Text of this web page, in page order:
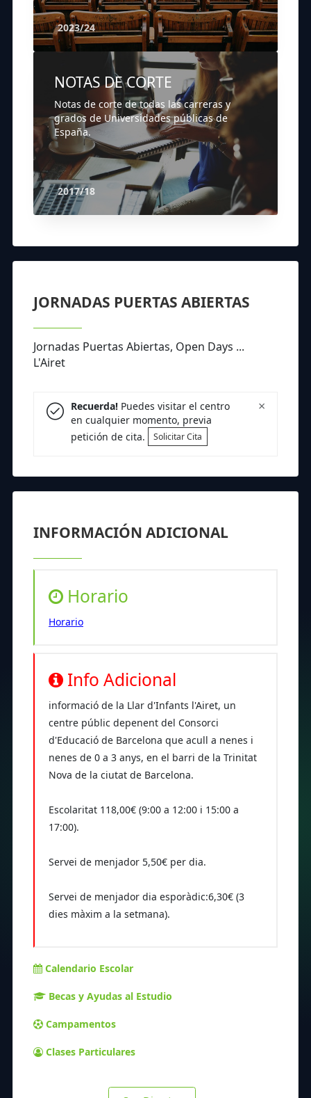
2023/24
NOTAS DE CORTE
Notas de corte de todas las carreras y
grados de Universidades públicas de
España.
2017/18
JORNADAS PUERTAS ABIERTAS
Jornadas Puertas Abiertas, Open Days ...
L'Airet
×
Recuerda!Puedes visitar el centro
en cualquier momento, previa
petición de cita.
Solicitar Cita
INFORMACIÓN ADICIONAL
Horario
Horario
Info Adicional
informació de la Llar d'Infants l'Airet, un
centre públic depenent del Consorci
d'Educació de Barcelona que acull a nenes i
nenes de 0 a 3 anys, en el barri de la Trinitat
Nova de la ciutat de Barcelona.
Escolaritat 118,00€ (9:00 a 12:00 i 15:00 a
17:00).
Servei de menjador 5,50€ per dia.
Servei de menjador dia esporàdic:6,30€ (3
dies màxim a la setmana).
Calendario Escolar
Becas y Ayudas al Estudio
Campamentos
Clases Particulares